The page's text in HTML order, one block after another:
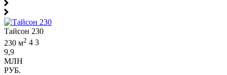
Тайсон 230
230 м2 4 3
9,9
МЛН
РУБ.